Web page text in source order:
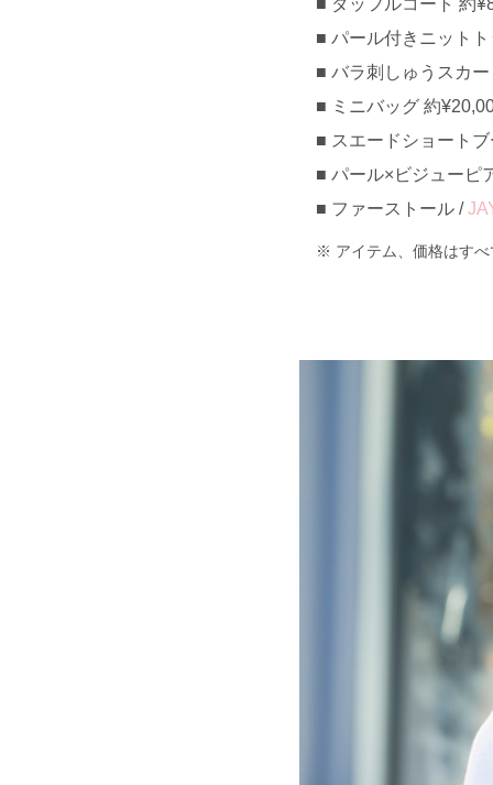
ダッフルコート 約
パール付きニット
バラ刺しゅうスカ
ミニバッグ 約
スエードショート
パール×ビジューピ
ファーストール /
アイテム、価格はす